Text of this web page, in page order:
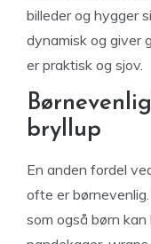
billeder og hygger
dynamisk og giver
er praktisk og sjov.
bryllup
En anden fordel
ofte er
som også børn kan